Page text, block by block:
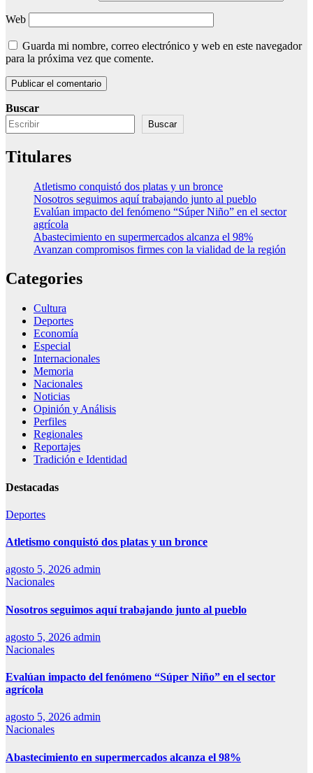
Web
Guarda mi nombre, correo electrónico y web en este navegador
para la próxima vez que comente.
Buscar
Buscar
Titulares
Atletismo conquistó dos platas y un bronce
Nosotros seguimos aquí trabajando junto al pueblo
Evalúan impacto del fenómeno “Súper Niño” en el sector
agrícola
Abastecimiento en supermercados alcanza el 98%
Avanzan compromisos firmes con la vialidad de la región
Categories
Cultura
Deportes
Economía
Especial
Internacionales
Memoria
Nacionales
Noticias
Opinión y Análisis
Perfiles
Regionales
Reportajes
Tradición e Identidad
Destacadas
Deportes
Atletismo conquistó dos platas y un bronce
agosto 5, 2026 admin
Nacionales
Nosotros seguimos aquí trabajando junto al pueblo
agosto 5, 2026 admin
Nacionales
Evalúan impacto del fenómeno “Súper Niño” en el sector
agrícola
agosto 5, 2026 admin
Nacionales
Abastecimiento en supermercados alcanza el 98%